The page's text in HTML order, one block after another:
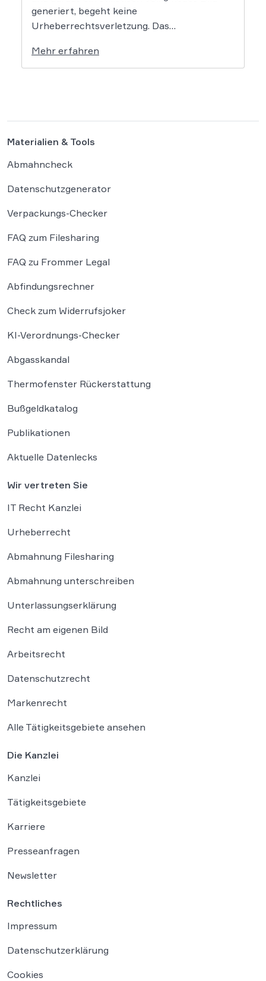
generiert, begeht keine
Urheberrechtsverletzung. Das
dass bloße Bildmotive nicht geschützt sind
und eine KI-gestützte Umgestaltung zulässig
Mehr erfahren
Materialien & Tools
Abmahncheck
Datenschutzgenerator
Verpackungs-Checker
FAQ zum Filesharing
FAQ zu Frommer Legal
Abfindungsrechner
Check zum Widerrufsjoker
KI-Verordnungs-Checker
Abgasskandal
Thermofenster Rückerstattung
Bußgeldkatalog
Publikationen
Aktuelle Datenlecks
Wir vertreten Sie
IT Recht Kanzlei
Urheberrecht
Abmahnung Filesharing
Abmahnung unterschreiben
Unterlassungserklärung
Recht am eigenen Bild
Arbeitsrecht
Datenschutzrecht
Markenrecht
Alle Tätigkeitsgebiete ansehen
Die Kanzlei
Kanzlei
Tätigkeitsgebiete
Karriere
Presseanfragen
Newsletter
Rechtliches
Impressum
Datenschutzerklärung
Cookies